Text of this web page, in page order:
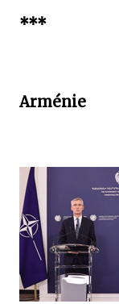
***
Arménie